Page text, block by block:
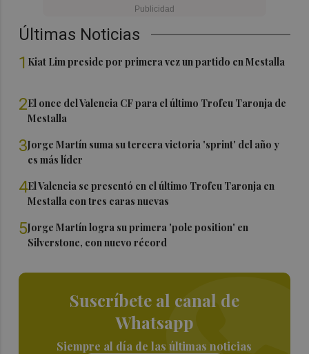
Últimas Noticias
1 Kiat Lim preside por primera vez un partido en Mestalla
2El once del Valencia CF para el último Trofeu Taronja de
Mestalla
3Jorge Martín suma su tercera victoria 'sprint' del año y
es más líder
4El Valencia se presentó en el último Trofeu Taronja en
Mestalla con tres caras nuevas
5Jorge Martín logra su primera 'pole position' en
Silverstone, con nuevo récord
Suscríbete al canal de
Whatsapp
Siempre al día de las últimas noticias